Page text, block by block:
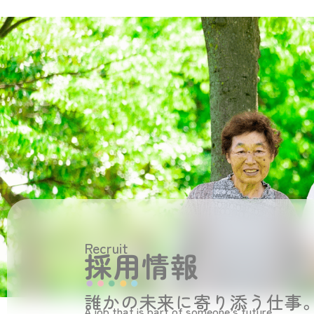
Recruit
採用情報
誰かの未来に寄り添う仕事